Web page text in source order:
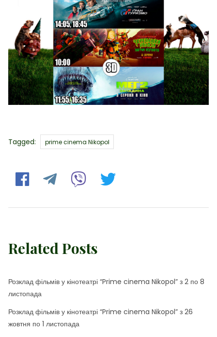
Tagged: Tags
prime cinema Nikopol
Related Posts
Розклад фільмів у кінотеатрі “Prime cinema Nikopol” з 2 по 8
листопада
Розклад фільмів у кінотеатрі “Prime cinema Nikopol” з 26
жовтня по 1 листопада